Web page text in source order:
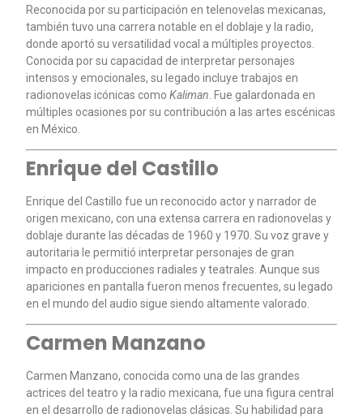
Reconocida por su participación en telenovelas mexicanas,
también tuvo una carrera notable en el doblaje y la radio,
donde aportó su versatilidad vocal a múltiples proyectos.
Conocida por su capacidad de interpretar personajes
intensos y emocionales, su legado incluye trabajos en
radionovelas icónicas comoKaliman . Fue galardonada en
múltiples ocasiones por su contribución a las artes escénicas
en México.
Enrique del Castillo
Enrique del Castillo fue un reconocido actor y narrador de
origen mexicano, con una extensa carrera en radionovelas y
doblaje durante las décadas de 1960 y 1970. Su voz grave y
autoritaria le permitió interpretar personajes de gran
impacto en producciones radiales y teatrales. Aunque sus
apariciones en pantalla fueron menos frecuentes, su legado
en el mundo del audio sigue siendo altamente valorado.
Carmen Manzano
Carmen Manzano, conocida como una de las grandes
actrices del teatro y la radio mexicana, fue una figura central
en el desarrollo de radionovelas clásicas. Su habilidad para